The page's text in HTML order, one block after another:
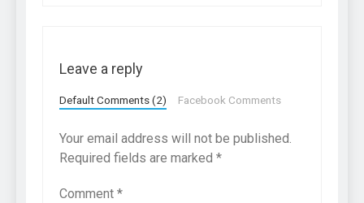
Leave a reply
Default Comments (2) Facebook Comments
Your email address will not be published.
Required fields are marked *
Comment *